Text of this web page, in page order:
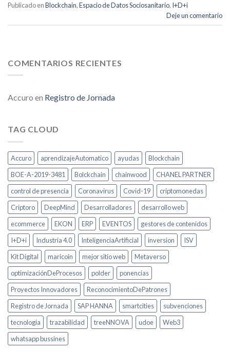
Publicado enBlockchain,Espacio de Datos Sociosanitario, I+D+i
Deje un comentario
COMENTARIOS RECIENTES
Accuro en Registro de Jornada
TAG CLOUD
Accuro aprendizajeAutomatico ayudas
Blockchain
BOE-A-2019-3481
Bolckchain chainwood
CHANEL PARTNER
control de presencia
Coronavirus Covid-19
criptomonedas
Criptoro
DeepMind Desarrolladores
desarrollo web
ecommerce
EKON ERP EVENTOS
gestores de contenidos
I+D+i
Industria 4.0 InteligenciaArtificial inversion
ISV
Kit Digital
maricoin mejor sitio web
Metaverso
optimizaciónDeProcesos
polder
ponencias
Proyectos Innovadores
ReconocimientoDePatrones
Registro de Jornada
SAP HANNA smartcities
subvenciones
tecnologia
trazabilidad treeNNOVA udoe
Web3
whatsapp bussines